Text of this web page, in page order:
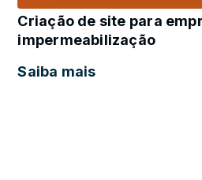
Criação de site para
impermeabilização
Saiba mais